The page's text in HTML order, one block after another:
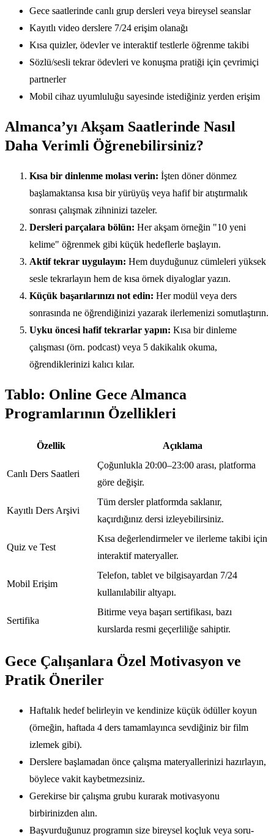
Gece saatlerinde canlı grup dersleri veya bireysel seanslar
Kayıtlı video derslere 7/24 erişim olanağı
Kısa quizler, ödevler ve interaktif testlerle öğrenme takibi
Sözlü/sesli tekrar ödevleri ve konuşma pratiği için çevrimiçi
partnerler
Mobil cihaz uyumluluğu sayesinde istediğiniz yerden erişim
Almanca’yı Akşam Saatlerinde Nasıl
Daha Verimli Öğrenebilirsiniz?
Kısa bir dinlenme molası verin: İşten döner dönmez
başlamaktansa kısa bir yürüyüş veya hafif bir atıştırmalık
sonrası çalışmak zihninizi tazeler.
Dersleri parçalara bölün: Her akşam örneğin "10 yeni
kelime" öğrenmek gibi küçük hedeflerle başlayın.
Aktif tekrar uygulayın: Hem duyduğunuz cümleleri yüksek
sesle tekrarlayın hem de kısa örnek diyaloglar yazın.
Küçük başarılarınızı not edin: Her modül veya ders
sonrasında ne öğrendiğinizi yazarak ilerlemenizi somutlaştırın.
Uyku öncesi hafif tekrarlar yapın: Kısa bir dinleme
çalışması (örn. podcast) veya 5 dakikalık okuma,
öğrendiklerinizi kalıcı kılar.
Tablo: Online Gece Almanca
Programlarının Özellikleri
Özellik Açıklama
Canlı Ders Saatleri
Çoğunlukla 20:00–23:00 arası, platforma
göre değişir.
Kayıtlı Ders Arşivi
Tüm dersler platformda saklanır,
kaçırdığınız dersi izleyebilirsiniz.
Quiz ve Test
Kısa değerlendirmeler ve ilerleme takibi için
interaktif materyaller.
Mobil Erişim
Telefon, tablet ve bilgisayardan 7/24
kullanılabilir altyapı.
Sertifika
Bitirme veya başarı sertifikası, bazı
kurslarda resmi geçerliliğe sahiptir.
Gece Çalışanlara Özel Motivasyon ve
Pratik Öneriler
Haftalık hedef belirleyin ve kendinize küçük ödüller koyun
(örneğin, haftada 4 ders tamamlayınca sevdiğiniz bir film
izlemek gibi).
Derslere başlamadan önce çalışma materyallerinizi hazırlayın,
böylece vakit kaybetmezsiniz.
Gerekirse bir çalışma grubu kurarak motivasyonu
birbirinizden alın.
Başvurduğunuz programın size bireysel koçluk veya soru-